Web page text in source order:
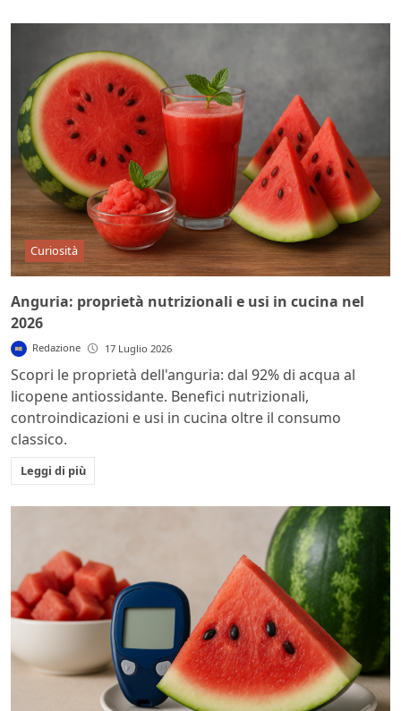
Curiosità
Anguria: proprietà nutrizionali e usi in cucina nel
2026
Redazione 17 Luglio 2026
Scopri le proprietà dell'anguria: dal 92% di acqua al
licopene antiossidante. Benefici nutrizionali,
controindicazioni e usi in cucina oltre il consumo
classico.
Leggi di più